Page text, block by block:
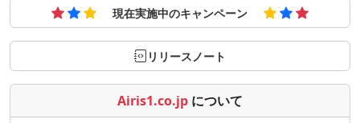
現在実施中のキャンペーン
リリースノート
Airis1.co.jp について